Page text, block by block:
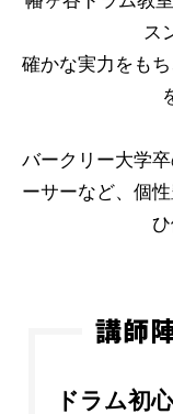
ス
確かな実力をも
バークリー大学
ーサーなど、個
講師
ドラム初